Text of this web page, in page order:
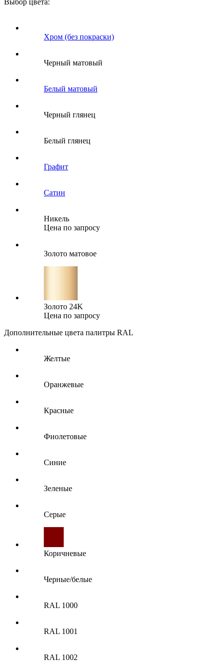
Хром (без покраски)
Черный матовый
Белый матовый
Черный глянец
Белый глянец
Графит
Сатин
Никель
Цена по запросу
Золото матовое
Золото 24K
Цена по запросу
Дополнительные цвета палитры RAL
Желтые
Оранжевые
Красные
Фиолетовые
Синие
Зеленые
Серые
Коричневые
Черные/белые
RAL 1000
RAL 1001
RAL 1002